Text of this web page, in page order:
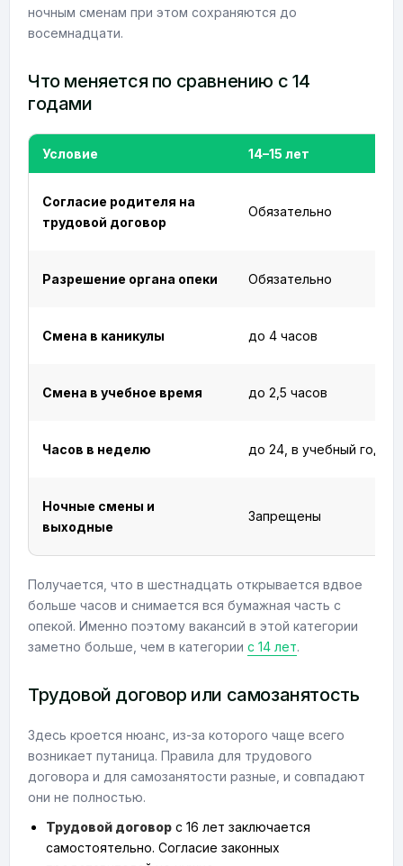
ночным сменам при этом сохраняются до
восемнадцати.
Что меняется по сравнению с 14
годами
Условие 14–15 лет
Согласие родителя на
трудовой договор
Обязательно
Разрешение органа опеки Обязательно
Смена в каникулы до 4 часов
Смена в учебное время до 2,5 часов
Часов в неделю до 24, в учебный год до
Ночные смены и
выходные
Запрещены
Получается, что в шестнадцать открывается вдвое
больше часов и снимается вся бумажная часть с
опекой. Именно поэтому вакансий в этой категории
заметно больше, чем в категории с 14 лет.
Трудовой договор или самозанятость
Здесь кроется нюанс, из-за которого чаще всего
возникает путаница. Правила для трудового
договора и для самозанятости разные, и совпадают
они не полностью.
Трудовой договор с 16 лет заключается
самостоятельно. Согласие законных